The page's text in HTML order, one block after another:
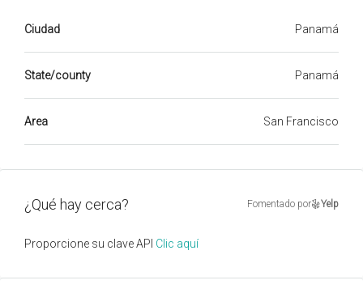
Ciudad Panamá
State/county Panamá
Area San Francisco
¿Qué hay cerca? Fomentado por Yelp
Proporcione su clave API Clic aquí